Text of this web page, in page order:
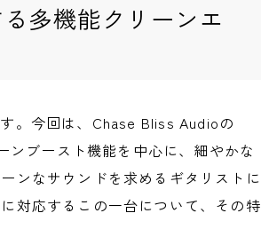
多機能クリーンエ
。今回は、Chase Bliss Audioの
ンブースト機能を中心に、細やかな
ンなサウンドを求めるギタリストに
対応するこの一台について、その特